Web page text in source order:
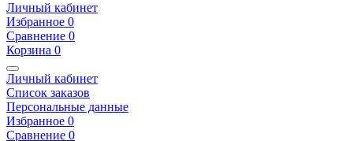
Личный кабинет
Избранное 0
Сравнение 0
Корзина 0
Личный кабинет
Список заказов
Персональные данные
Избранное 0
Сравнение 0